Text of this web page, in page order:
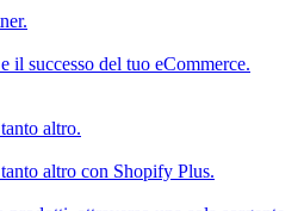
il successo del tuo eCommerce.
altro.
altro con Shopify Plus.